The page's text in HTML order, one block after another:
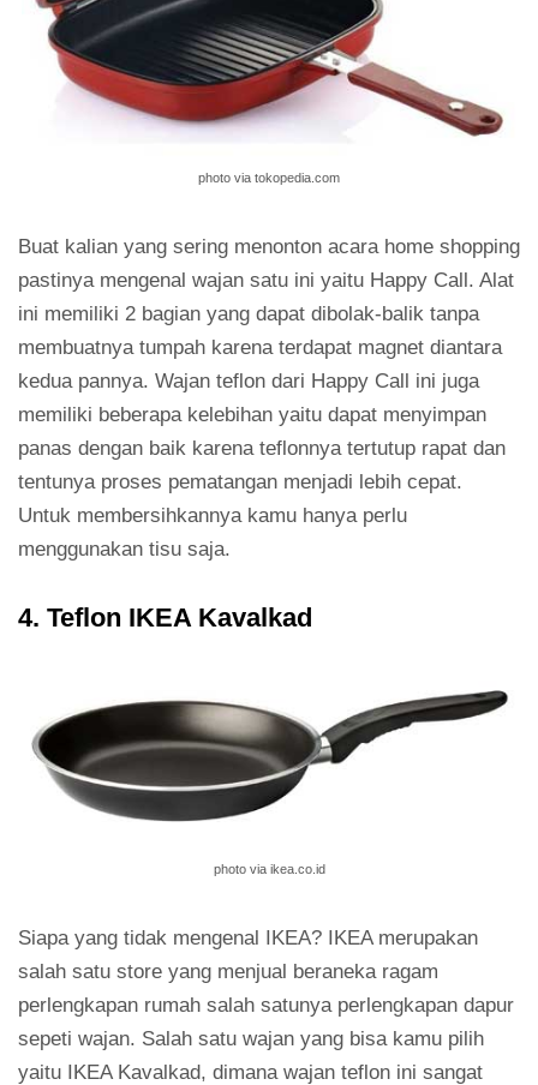
photo via tokopedia.com
Buat kalian yang sering menonton acara home shopping
pastinya mengenal wajan satu ini yaitu Happy Call. Alat
ini memiliki 2 bagian yang dapat dibolak-balik tanpa
membuatnya tumpah karena terdapat magnet diantara
kedua pannya. Wajan teflon dari Happy Call ini juga
memiliki beberapa kelebihan yaitu dapat menyimpan
panas dengan baik karena teflonnya tertutup rapat dan
tentunya proses pematangan menjadi lebih cepat.
Untuk membersihkannya kamu hanya perlu
menggunakan tisu saja.
4. Teflon IKEA Kavalkad
photo via ikea.co.id
Siapa yang tidak mengenal IKEA? IKEA merupakan
salah satu store yang menjual beraneka ragam
perlengkapan rumah salah satunya perlengkapan dapur
sepeti wajan. Salah satu wajan yang bisa kamu pilih
yaitu IKEA Kavalkad, dimana wajan teflon ini sangat